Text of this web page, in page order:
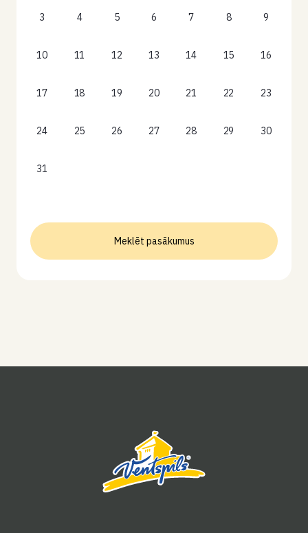
3 4 5 6 7 8 9
10 11 12 13 14 15 16
17 18 19 20 21 22 23
24 25 26 27 28 29 30
31
Meklēt pasākumus